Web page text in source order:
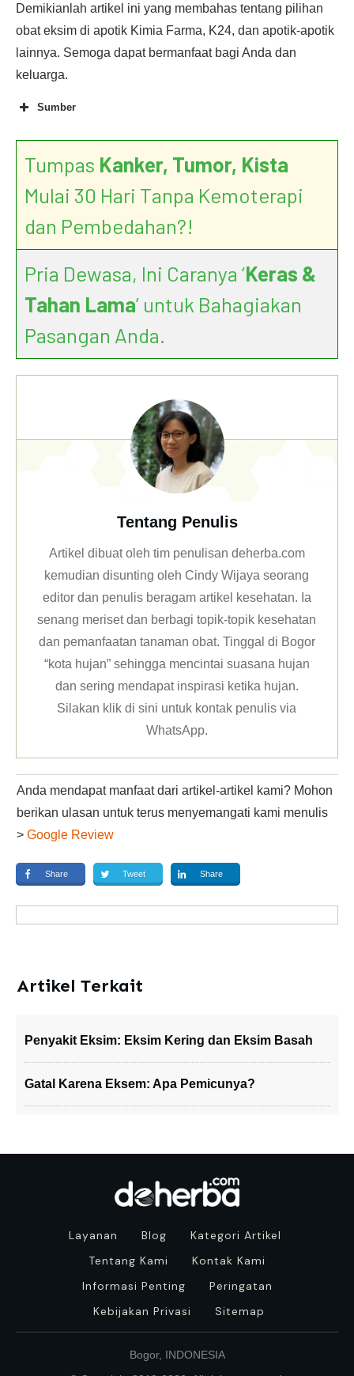
Demikianlah artikel ini yang membahas tentang pilihan
obat eksim di apotik Kimia Farma, K24, dan apotik-apotik
lainnya. Semoga dapat bermanfaat bagi Anda dan
keluarga.
Sumber
Tumpas Kanker, Tumor, Kista
Mulai 30 Hari Tanpa Kemoterapi
dan Pembedahan?!
Pria Dewasa, Ini Caranya ‘Keras &
Tahan Lama’ untuk Bahagiakan
Pasangan Anda.
Tentang Penulis
Artikel dibuat oleh tim penulisan deherba.com
kemudian disunting oleh Cindy Wijaya seorang
editor dan penulis beragam artikel kesehatan. Ia
senang meriset dan berbagi topik-topik kesehatan
dan pemanfaatan tanaman obat. Tinggal di Bogor
“kota hujan” sehingga mencintai suasana hujan
dan sering mendapat inspirasi ketika hujan.
Silakan klikdi sini untuk kontak penulis via
WhatsApp.
Anda mendapat manfaat dari artikel-artikel kami? Mohon
berikan ulasan untuk terus menyemangati kami menulis
> Google Review
Share Tweet Share
Artikel Terkait
Penyakit Eksim: Eksim Kering dan Eksim Basah
Gatal Karena Eksem: Apa Pemicunya?
Layanan Blog
Kategori Artikel
Tentang Kami
Kontak Kami
Informasi Penting
Peringatan
Kebijakan Privasi
Sitemap
Bogor, INDONESIA